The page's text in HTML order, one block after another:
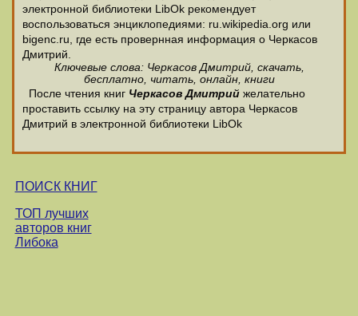
электронной библиотеки LibOk рекомендует
воспользоваться энциклопедиями: ru.wikipedia.org или
bigenc.ru, где есть провернная информация о Черкасов
Дмитрий.
Ключевые слова: Черкасов Дмитрий, скачать,
бесплатно, читать, онлайн, книги
После чтения книг Черкасов Дмитрий желательно
проставить ссылку на эту страницу автора Черкасов
Дмитрий в электронной библиотеки LibOk
ПОИСК КНИГ
ТОП лучших
авторов книг
Либока